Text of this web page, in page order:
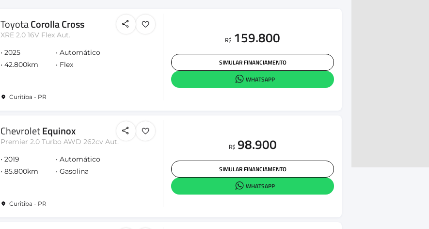
ToyotaCorolla Cross
XRE 2.0 16V Flex Aut.
2025
Automático
42.800km
Flex
Curitiba - PR
R$ 159.800
SIMULAR FINANCIAMENTO
WHATSAPP
ChevroletEquinox
Premier 2.0 Turbo AWD 262cv Aut.
2019
Automático
85.800km
Gasolina
Curitiba - PR
R$ 98.900
SIMULAR FINANCIAMENTO
WHATSAPP